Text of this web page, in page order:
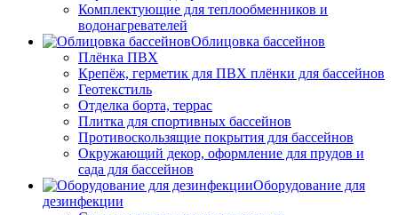
Комплектующие для теплообменников и
водонагревателей
Облицовка бассейнов
Плёнка ПВХ
Крепёж, герметик для ПВХ плёнки для бассейнов
Геотекстиль
Отделка борта, террас
Плитка для спортивных бассейнов
Противоскользящие покрытия для бассейнов
Окружающий декор, оформление для прудов и
сада для бассейнов
Оборудование для
дезинфекции